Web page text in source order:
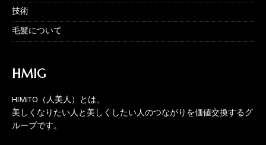
技術
毛髪について
HMIG
HIMITO（人美人）とは、
美しくなりたい人と美しくしたい人のつながりを価値交換するグ
ループです。